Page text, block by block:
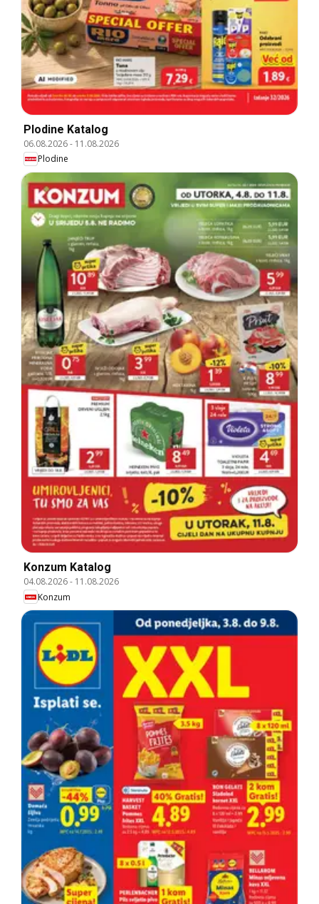
Plodine Katalog
06.08.2026- 11.08.2026
Plodine
Konzum Katalog
04.08.2026- 11.08.2026
Konzum